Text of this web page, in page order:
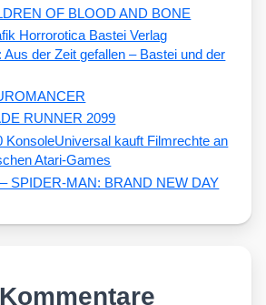
OF BLOOD AND BONE
Aus der Zeit gefallen – Bastei und der
RUNNER 2099
Universal kauft Filmrechte an
Atari-Games
– SPIDER-MAN: BRAND NEW DAY